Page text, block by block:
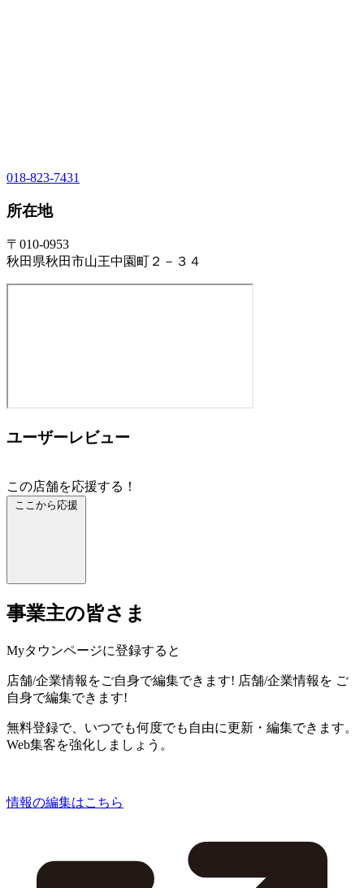
018-823-7431
所在地
〒010-0953
秋田県秋田市山王中園町２－３４
ユーザーレビュー
この店舗を応援する！
ここから応援
事業主の皆さま
Myタウンページに登録すると
店舗/企業情報をご自身で編集できます! 店舗/企業情報を ご
自身で編集できます!
無料登録で、いつでも何度でも自由に更新・編集できます。
Web集客を強化しましょう。
情報の編集はこちら